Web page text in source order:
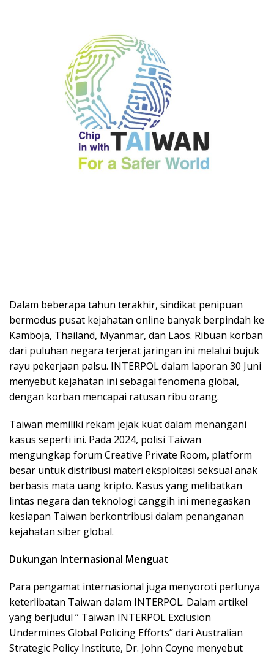
Dalam beberapa tahun terakhir, sindikat penipuan
bermodus pusat kejahatan online banyak berpindah ke
Kamboja, Thailand, Myanmar, dan Laos. Ribuan korban
dari puluhan negara terjerat jaringan ini melalui bujuk
rayu pekerjaan palsu. INTERPOL dalam laporan 30 Juni
menyebut kejahatan ini sebagai fenomena global,
dengan korban mencapai ratusan ribu orang.
Taiwan memiliki rekam jejak kuat dalam menangani
kasus seperti ini. Pada 2024, polisi Taiwan
mengungkap forum Creative Private Room, platform
besar untuk distribusi materi eksploitasi seksual anak
berbasis mata uang kripto. Kasus yang melibatkan
lintas negara dan teknologi canggih ini menegaskan
kesiapan Taiwan berkontribusi dalam penanganan
kejahatan siber global.
Dukungan Internasional Menguat
Para pengamat internasional juga menyoroti perlunya
keterlibatan Taiwan dalam INTERPOL. Dalam artikel
yang berjudul ” Taiwan INTERPOL Exclusion
Undermines Global Policing Efforts” dari Australian
Strategic Policy Institute, Dr. John Coyne menyebut